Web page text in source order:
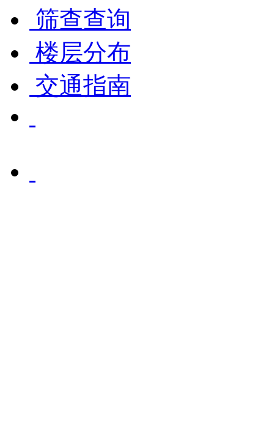
筛查查询
楼层分布
交通指南